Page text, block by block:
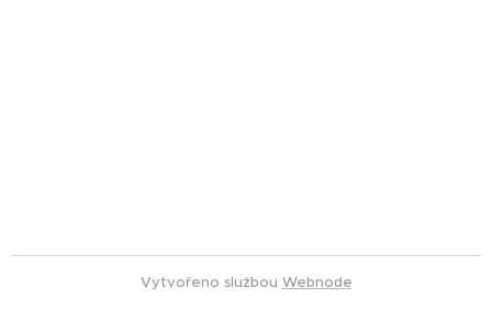
Vytvořeno službou Webnode